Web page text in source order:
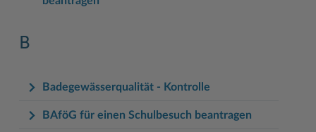
B
Badegewässerqualität - Kontrolle
BAföG für einen Schulbesuch beantragen